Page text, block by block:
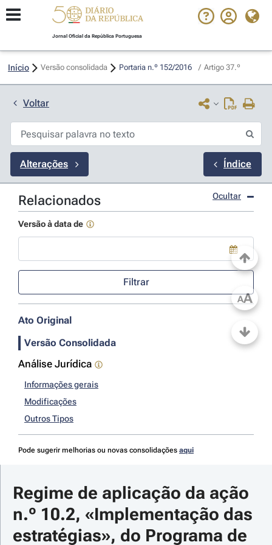
Jornal Oficial da República Portuguesa
Início Versão consolidada Portaria n.º 152/2016 / Artigo 37.º
Voltar
Alterações Índice
Relacionados Ocultar
Versão à data de
Use a tecla de seta para baixo para abrir o calendário; Use as
Filtrar
Ato Original
Versão Consolidada
Análise Jurídica
Informações gerais
Modificações
Outros Tipos
Pode sugerir melhorias ou novas consolidações aqui
Regime de aplicação da ação
n.º 10.2, «Implementação das
estratégias», do Programa de
AA